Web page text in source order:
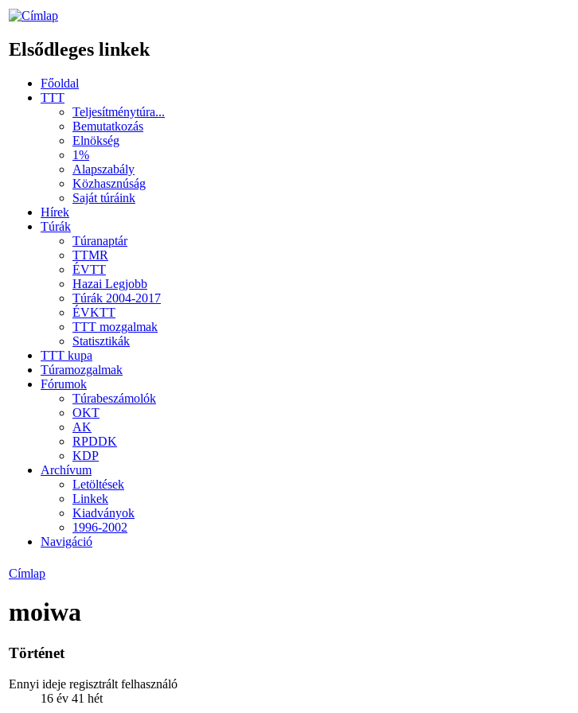
Elsődleges linkek
Főoldal
TTT
Teljesítménytúra...
Bemutatkozás
Elnökség
1%
Alapszabály
Közhasznúság
Saját túráink
Hírek
Túrák
Túranaptár
TTMR
ÉVTT
Hazai Legjobb
Túrák 2004-2017
ÉVKTT
TTT mozgalmak
Statisztikák
TTT kupa
Túramozgalmak
Fórumok
Túrabeszámolók
OKT
AK
RPDDK
KDP
Archívum
Letöltések
Linkek
Kiadványok
1996-2002
Navigáció
Címlap
moiwa
Történet
Ennyi ideje regisztrált felhasználó
16 év 41 hét